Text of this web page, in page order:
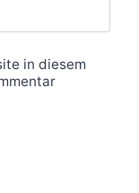
in diesem